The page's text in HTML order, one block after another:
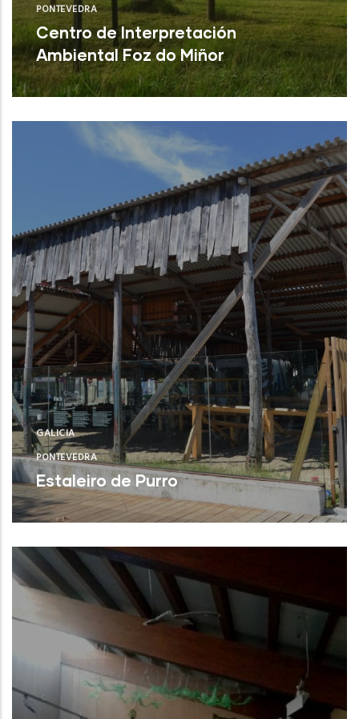
PONTEVEDRA
Centro de Interpretación
Ambiental Foz do Miñor
Baiona (Pontevedra)
GALICIA
PONTEVEDRA
Estaleiro de Purro
Bueu (Pontevedra)